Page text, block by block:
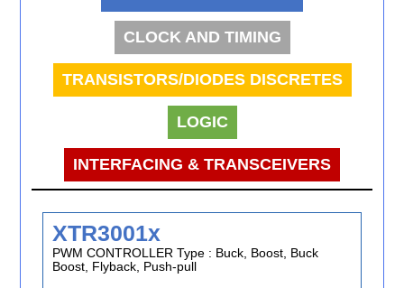
CLOCK AND TIMING
TRANSISTORS/DIODES DISCRETES
LOGIC
INTERFACING & TRANSCEIVERS
XTR3001x
PWM CONTROLLER Type : Buck, Boost, Buck
Boost, Flyback, Push-pull